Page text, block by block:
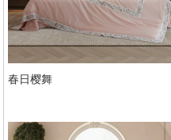
春日樱舞